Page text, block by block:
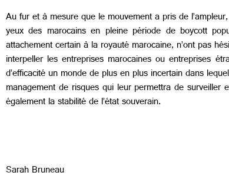
Au fur et à mesure que le mouvement a pris de
yeux des marocains en pleine période de boycott
attachement certain à la royauté marocaine, n’ont pas
interpeller les entreprises marocaines ou entreprises
d’efficacité un monde de plus en plus incertain dans
management de risques qui leur permettra de
également la stabilité de l’état souverain.
Sarah Bruneau